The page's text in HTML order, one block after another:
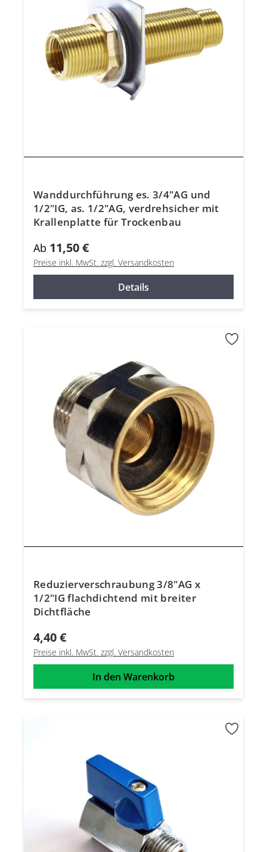
Wanddurchführung es. 3/4"AG und
1/2"IG, as. 1/2"AG, verdrehsicher mit
Krallenplatte für Trockenbau
Ab 11,50 €
Preise inkl. MwSt. zzgl. Versandkosten
Details
Reduzierverschraubung 3/8"AG x
1/2"IG flachdichtend mit breiter
Dichtfläche
4,40 €
Preise inkl. MwSt. zzgl. Versandkosten
In den Warenkorb